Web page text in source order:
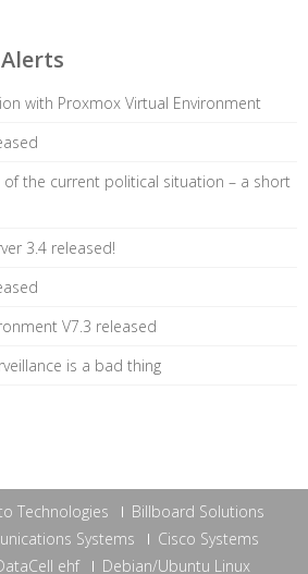
with Proxmox Virtual Environment
of the current political situation – a short
3.4 released!
V7.3 released
is a bad thing
Technologies
Billboard Solutions
Systems
Cisco Systems
ehf Debian/Ubuntu Linux